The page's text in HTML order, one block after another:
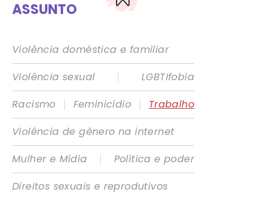
ASSUNTO
Violência doméstica e familiar
Violência sexual
|
LGBTIfobia
Racismo
| Feminicídio |
Trabalho
Violência de gênero na internet
Mulher e Mídia
|
Política e poder
Direitos sexuais e reprodutivos